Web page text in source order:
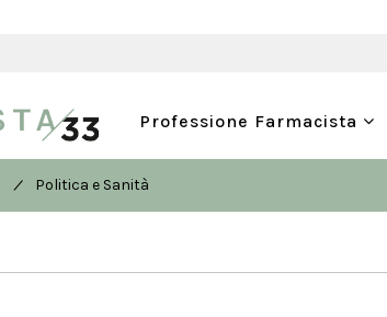
Professione Farmacista
/ Politica e Sanità